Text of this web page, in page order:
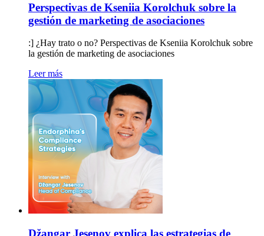
Perspectivas de Kseniia Korolchuk sobre la
gestión de marketing de asociaciones
:] ¿Hay trato o no? Perspectivas de Kseniia Korolchuk sobre
la gestión de marketing de asociaciones
Leer más
Džangar Jesenov explica las estrategias de